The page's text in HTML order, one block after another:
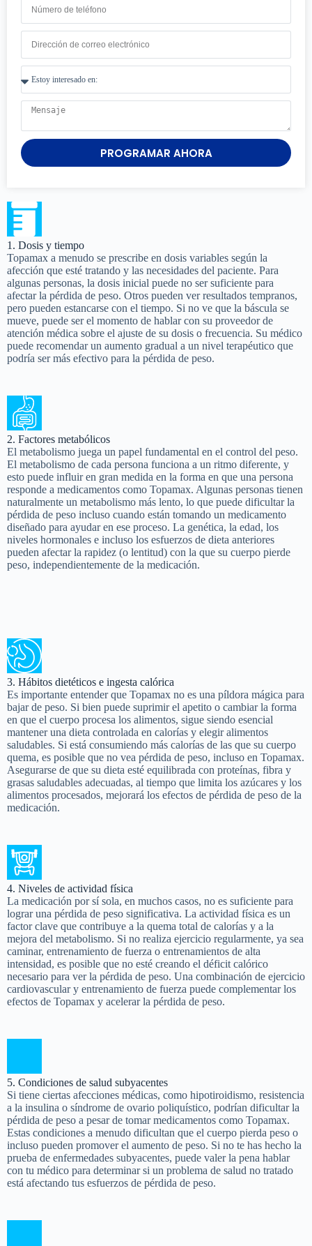
PROGRAMAR AHORA
1. Dosis y tiempo
Topamax a menudo se prescribe en dosis variables según la
afección que esté tratando y las necesidades del paciente. Para
algunas personas, la dosis inicial puede no ser suficiente para
afectar la pérdida de peso. Otros pueden ver resultados tempranos,
pero pueden estancarse con el tiempo. Si no ve que la báscula se
mueve, puede ser el momento de hablar con su proveedor de
atención médica sobre el ajuste de su dosis o frecuencia. Su médico
puede recomendar un aumento gradual a un nivel terapéutico que
podría ser más efectivo para la pérdida de peso.
2. Factores metabólicos
El metabolismo juega un papel fundamental en el control del peso.
El metabolismo de cada persona funciona a un ritmo diferente, y
esto puede influir en gran medida en la forma en que una persona
responde a medicamentos como Topamax. Algunas personas tienen
naturalmente un metabolismo más lento, lo que puede dificultar la
pérdida de peso incluso cuando están tomando un medicamento
diseñado para ayudar en ese proceso. La genética, la edad, los
niveles hormonales e incluso los esfuerzos de dieta anteriores
pueden afectar la rapidez (o lentitud) con la que su cuerpo pierde
peso, independientemente de la medicación.
3. Hábitos dietéticos e ingesta calórica
Es importante entender que Topamax no es una píldora mágica para
bajar de peso. Si bien puede suprimir el apetito o cambiar la forma
en que el cuerpo procesa los alimentos, sigue siendo esencial
mantener una dieta controlada en calorías y elegir alimentos
saludables. Si está consumiendo más calorías de las que su cuerpo
quema, es posible que no vea pérdida de peso, incluso en Topamax.
Asegurarse de que su dieta esté equilibrada con proteínas, fibra y
grasas saludables adecuadas, al tiempo que limita los azúcares y los
alimentos procesados, mejorará los efectos de pérdida de peso de la
medicación.
4. Niveles de actividad física
La medicación por sí sola, en muchos casos, no es suficiente para
lograr una pérdida de peso significativa. La actividad física es un
factor clave que contribuye a la quema total de calorías y a la
mejora del metabolismo. Si no realiza ejercicio regularmente, ya sea
caminar, entrenamiento de fuerza o entrenamientos de alta
intensidad, es posible que no esté creando el déficit calórico
necesario para ver la pérdida de peso. Una combinación de ejercicio
cardiovascular y entrenamiento de fuerza puede complementar los
efectos de Topamax y acelerar la pérdida de peso.
5. Condiciones de salud subyacentes
Si tiene ciertas afecciones médicas, como hipotiroidismo, resistencia
a la insulina o síndrome de ovario poliquístico, podrían dificultar la
pérdida de peso a pesar de tomar medicamentos como Topamax.
Estas condiciones a menudo dificultan que el cuerpo pierda peso o
incluso pueden promover el aumento de peso. Si no te has hecho la
prueba de enfermedades subyacentes, puede valer la pena hablar
con tu médico para determinar si un problema de salud no tratado
está afectando tus esfuerzos de pérdida de peso.